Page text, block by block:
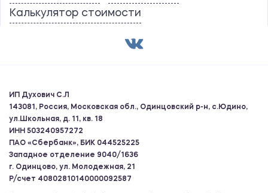
Калькулятор стоимости
ИП Духович С.Л
143081, Россия, Московская обл., Одинцовский р-н, с.Юдино,
ул.Школьная, д. 11, кв. 18
ИНН 503240957272
ПАО «Сбербанк», БИК 044525225
Западное отделение 9040/1636
г. Одинцово, ул. Молодежная, 21
Р/счет 40802810140000092587